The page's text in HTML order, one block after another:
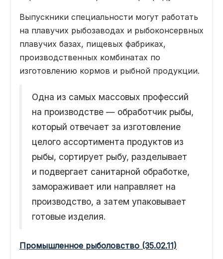
Выпускники специальности могут работать
на плавучих рыбозаводах и рыбоконсервных
плавучих базах, пищевых фабриках,
производственных комбинатах по
изготовлению кормов и рыбной продукции.
Одна из самых массовых профессий
на производстве — обработчик рыбы,
который отвечает за изготовление
целого ассортимента продуктов из
рыбы, сортирует рыбу, разделывает
и подвергает санитарной обработке,
замораживает или направляет на
производство, а затем упаковывает
готовые изделия.
Промышленное рыболовство (35.02.11)